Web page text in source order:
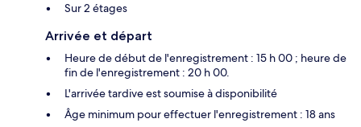
Sur 2 étages
Arrivée et départ
Heure de début de l'enregistrement : 15 h 00 ; heure de
fin de l'enregistrement : 20 h 00.
L'arrivée tardive est soumise à disponibilité
Âge minimum pour effectuer l'enregistrement : 18 ans